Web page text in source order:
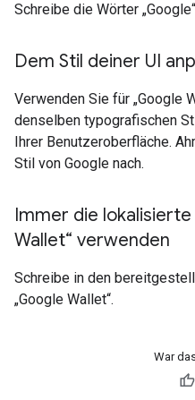
Schreibe die Wörter
Dem Stil deiner UI
Verwenden Sie für „Google
denselben typografischen
Ihrer Benutzeroberfläche.
Stil von Google nach.
Immer die
Wallet“ verwenden
Schreibe in den
„Google Wallet“.
War